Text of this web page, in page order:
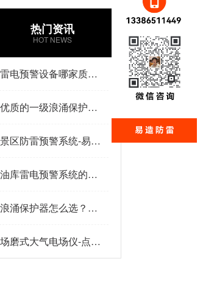
热门资讯
HOT NEWS
雷电预警设备哪家质量
优质的一级浪涌保护器
防雷
景区防雷预警系统-易造
油库雷电预警系统的传
看-易造
浪涌保护器怎么选？三
策略助您精准选型-易造
场磨式大气电场仪-点击
了解更多-易造